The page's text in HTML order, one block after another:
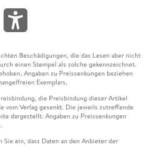
Beschädigungen, die das Lesen aber nicht
einen Stempel als solche gekennzeichnet.
Angaben zu Preissenkungen beziehen
Exemplars.
die Preisbindung dieser Artikel
vom Verlag gesenkt. Die jeweils zutreffende
dargestellt. Angaben zu Preissenkungen
ein, dass Daten an den Anbieter der